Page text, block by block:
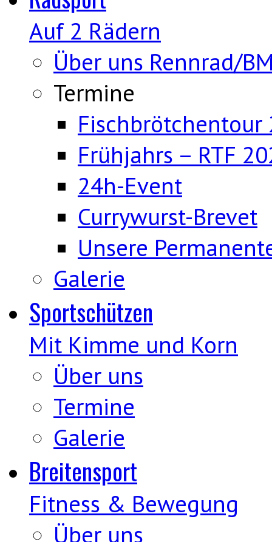
Auf 2 Rädern
Über uns Rennrad/
Termine
Fischbrötchentour
Frühjahrs – RTF
24h-Event
Currywurst-Brevet
Unsere
Galerie
Sportschützen
Mit Kimme und Korn
Über uns
Termine
Galerie
Breitensport
Fitness & Bewegung
Über uns